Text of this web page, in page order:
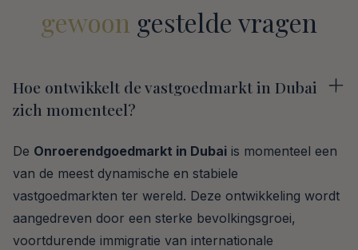
gewoon gestelde vragen
Hoe ontwikkelt de vastgoedmarkt in Dubai
zich momenteel?
De Onroerendgoedmarkt in Dubai is momenteel een
van de meest dynamische en stabiele
vastgoedmarkten ter wereld. Deze ontwikkeling wordt
aangedreven door een sterke bevolkingsgroei,
voortdurende immigratie van internationale